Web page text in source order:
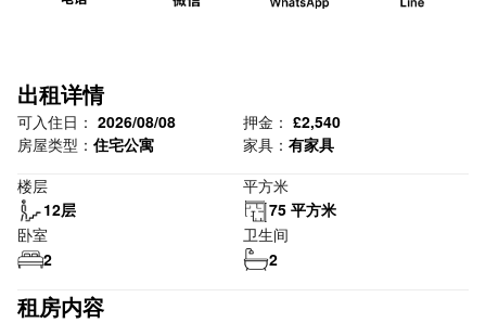
出租详情
可入住日： 2026/08/08 押金： £2,540
房屋类型： 住宅公寓 家具： 有家具
楼层
12层
平方米
75 平方米
卧室
2
卫生间
2
租房内容